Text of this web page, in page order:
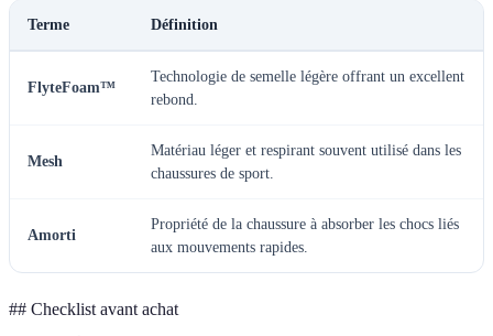
Terme Définition
FlyteFoam™
Technologie de semelle légère offrant un excellent
rebond.
Mesh
Matériau léger et respirant souvent utilisé dans les
chaussures de sport.
Amorti
Propriété de la chaussure à absorber les chocs liés
aux mouvements rapides.
## Checklist avant achat